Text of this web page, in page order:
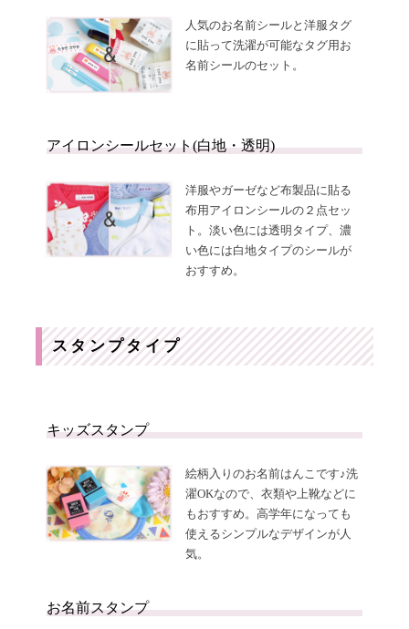
人気のお名前シールと洋服タグ
に貼って洗濯が可能なタグ用お
名前シールのセット。
アイロンシールセット(白地・透明)
洋服やガーゼなど布製品に貼る
布用アイロンシールの２点セッ
ト。淡い色には透明タイプ、濃
い色には白地タイプのシールが
おすすめ。
スタンプタイプ
キッズスタンプ
絵柄入りのお名前はんこです♪洗
濯OKなので、衣類や上靴などに
もおすすめ。高学年になっても
使えるシンプルなデザインが人
気。
お名前スタンプ